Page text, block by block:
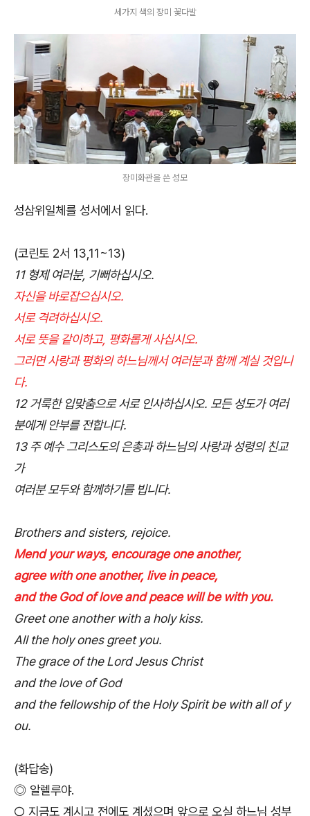
세가지 색의 장미 꽃다발
장미화관을 쓴 성모
성삼위일체를 성서에서 읽다.
(코린토 2서 13,11~13)
11 형제 여러분, 기뻐하십시오.
자신을 바로잡으십시오.
서로 격려하십시오.
서로 뜻을 같이하고, 평화롭게 사십시오.
그러면 사랑과 평화의 하느님께서 여러분과 함께 계실 것입니
다.
12 거룩한 입맞춤으로 서로 인사하십시오. 모든 성도가 여러
분에게 안부를 전합니다.
13 주 예수 그리스도의 은총과 하느님의 사랑과 성령의 친교
가
여러분 모두와 함께하기를 빕니다.
Brothers and sisters, rejoice.
Mend your ways, encourage one another,
agree with one another, live in peace,
and the God of love and peace will be with you.
Greet one another with a holy kiss.
All the holy ones greet you.
The grace of the Lord Jesus Christ
and the love of God
and the fellowship of the Holy Spirit be with all of y
ou.
(화답송)
◎ 알렐루야.
○ 지금도 계시고 전에도 계셨으며 앞으로 오실 하느님 성부